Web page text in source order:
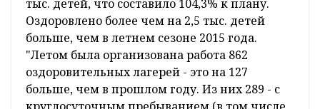
тыс. детей, что составило 104,3% к плану.
Оздоровлено более чем на 2,5 тыс. детей
больше, чем в летнем сезоне 2015 года.
"Летом была организована работа 862
оздоровительных лагерей - это на 127
больше, чем в прошлом году. Из них 289 - с